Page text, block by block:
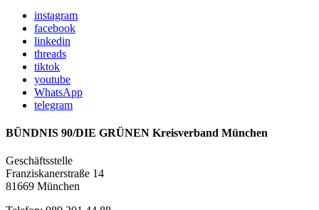
instagram
facebook
linkedin
threads
tiktok
youtube
WhatsApp
telegram
BÜNDNIS 90/DIE GRÜNEN Kreisverband München
Geschäftsstelle
Franziskanerstraße 14
81669 München